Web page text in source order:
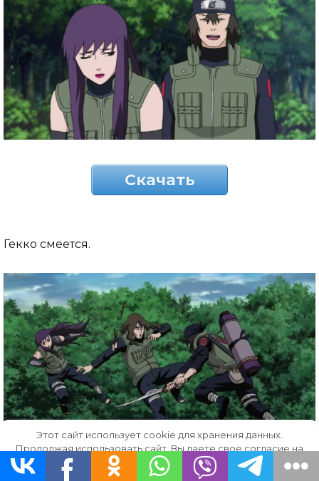
Скачать
Гекко смеется.
Этот сайт использует cookie для хранения данных.
Продолжая использовать сайт, Вы даете свое согласие на
работу с этими файлами.
OK